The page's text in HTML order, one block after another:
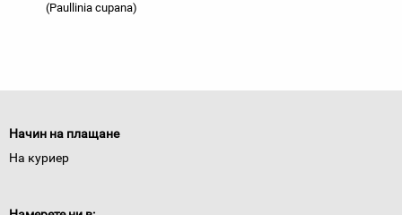
(Paullinia cupana)
Начин на плащане
На куриер